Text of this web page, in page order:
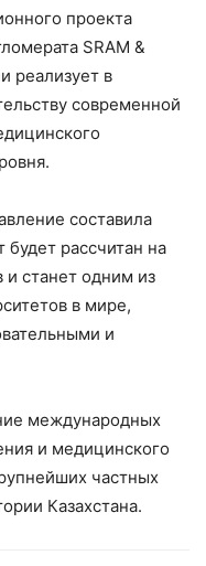
проекта
SRAM &
реализует в
современной
составила
рассчитан на
и станет одним из
в мире,
и
международных
и медицинского
частных
Казахстана.